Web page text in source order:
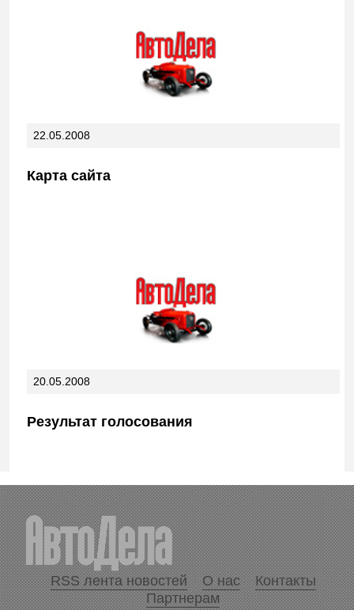
22.05.2008
Карта сайта
20.05.2008
Результат голосования
RSS лента новостей О нас
Контакты
Партнерам